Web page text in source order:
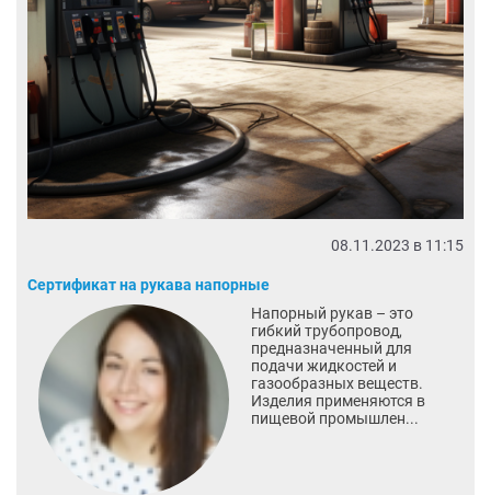
08.11.2023 в 11:15
Сертификат на рукава напорные
Напорный рукав – это
гибкий трубопровод,
предназначенный для
подачи жидкостей и
газообразных веществ.
Изделия применяются в
пищевой промышлен...